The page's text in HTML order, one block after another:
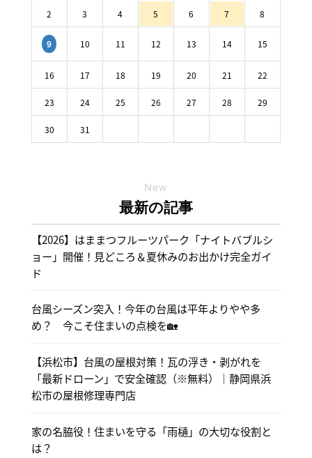
2 3 4 5 6 7 8
9 10 11 12 13 14 15
16 17 18 19 20 21 22
23 24 25 26 27 28 29
30 31
New
最新の記事
【2026】はままつフルーツパーク「ナイトバブルシ
ョー」開催！見どころ＆夏休みのお出かけ完全ガイ
ド
台風シーズン突入！今年の台風は平年よりやや多
め？ 今こそ住まいの点検を🏡
【浜松市】台風の屋根対策！瓦の浮き・剥がれを
「最新ドローン」で安全確認（※無料）｜静岡県浜
松市の屋根修理専門店
家の名脇役！住まいを守る「雨樋」の大切な役割と
は？